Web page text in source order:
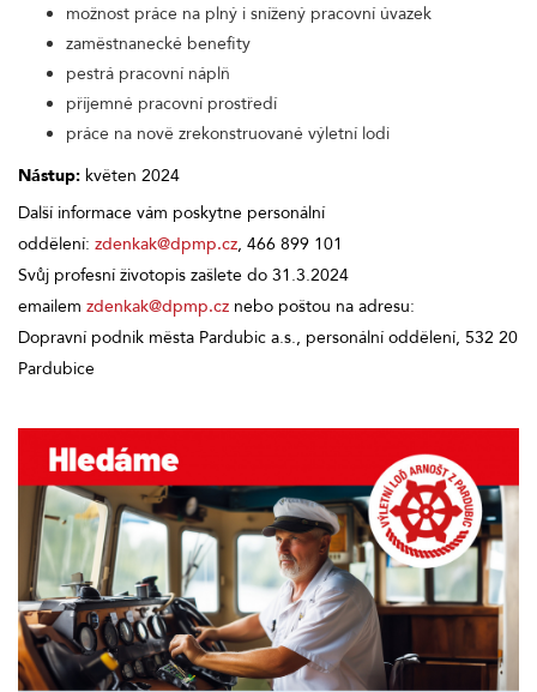
možnost práce na plný i snížený pracovní úvazek
zaměstnanecké benefity
pestrá pracovní náplň
příjemné pracovní prostředí
práce na nově zrekonstruované výletní lodi
Nástup: květen 2024
Další informace vám poskytne personální
oddělení: zdenkak@dpmp.cz, 466 899 101
Svůj profesní životopis zašlete do 31.3.2024
emailem zdenkak@dpmp.cz nebo poštou na adresu:
Dopravní podnik města Pardubic a.s., personální oddělení, 532 20
Pardubice